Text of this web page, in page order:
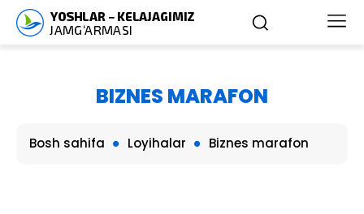
BIZNES MARAFON
Bosh sahifa Loyihalar Biznes marafon